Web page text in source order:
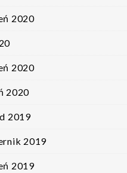
2020
2020
2020
2019
2019
2019